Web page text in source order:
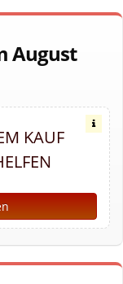
August
KAUF